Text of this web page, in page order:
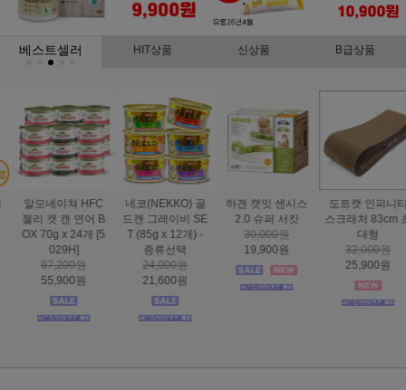
베스트셀러 HIT상품 신상품 B급상품
하겐 캣잇 센시스
2.0 슈퍼 서킷
30,000원
19,900원
도트캣 인피니티
스크래처 83cm 초
대형
32,000원
25,900원
스마트하트 골드
나인케어 캣 피부&
피모 6kg
60,000원
49,000원
도트캣 스크래처
집콕 TV
16,000원
12,900원